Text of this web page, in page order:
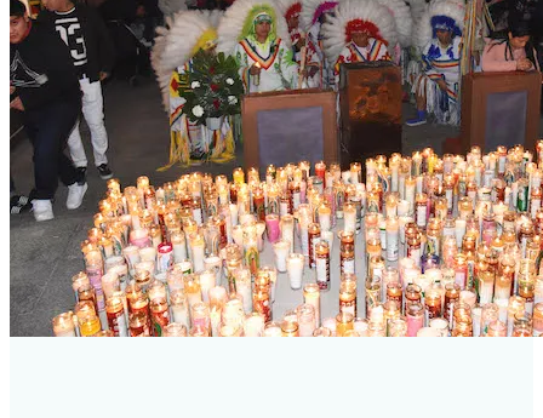
Para Washington son
terroristas
Invitan a parejas al nuevo
ciclo de Caná